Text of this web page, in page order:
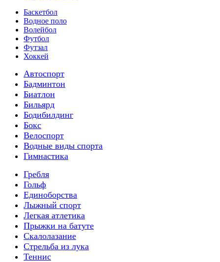
Баскетбол
Водное поло
Волейбол
Футбол
Футзал
Хоккей
Автоспорт
Бадминтон
Биатлон
Бильярд
Бодибилдинг
Бокс
Велоспорт
Водные виды спорта
Гимнастика
Гребля
Гольф
Единоборства
Лыжный спорт
Легкая атлетика
Прыжки на батуте
Скалолазание
Стрельба из лука
Теннис